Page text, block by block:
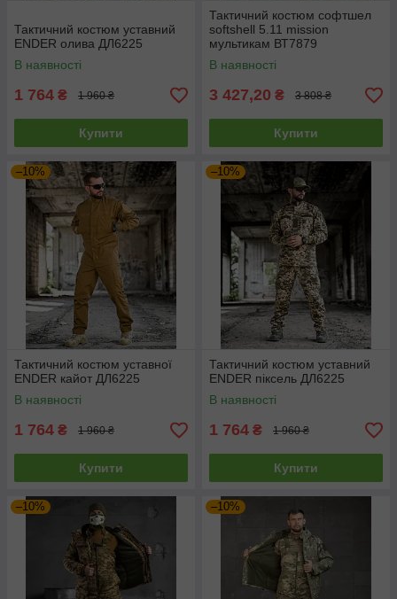
Тактичний костюм уставний
ENDER олива ДЛ6225
В наявності
1 764 ₴ 1 960 ₴
Купити
Тактичний костюм софтшел
softshell 5.11 mission
мультикам ВТ7879
В наявності
3 427,20 ₴ 3 808 ₴
Купити
–10%
Тактичний костюм уставної
ENDER кайот ДЛ6225
В наявності
1 764 ₴ 1 960 ₴
Купити
–10%
Тактичний костюм уставний
ENDER піксель ДЛ6225
В наявності
1 764 ₴ 1 960 ₴
Купити
–10% –10%